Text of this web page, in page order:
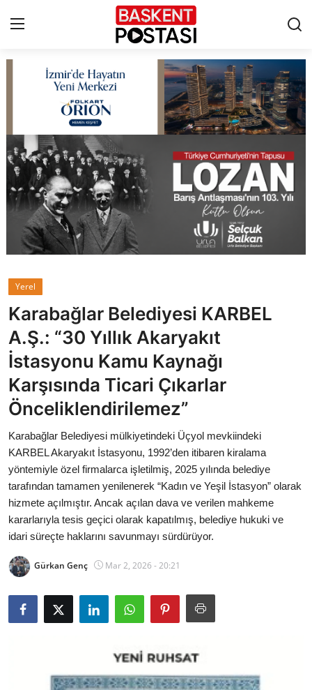
Çerez Politikası
Künye
Ankara
TBMM
Cumhurbaşkanlığı
Bakanlıklar
Siyasi Partiler
Mülki İdare
Toplum ve Yaşam
Sivil Toplum Kuruluşları
Kamu Kurumları ve Üst Kurullar
Resmi Reklamlar
Yerel
Karabağlar Belediyesi KARBEL
A.Ş.: “30 Yıllık Akaryakıt
İstasyonu Kamu Kaynağı
Karşısında Ticari Çıkarlar
Önceliklendirilemez”
Karabağlar Belediyesi mülkiyetindeki Üçyol mevkiindeki
KARBEL Akaryakıt İstasyonu, 1992’den itibaren kiralama
yöntemiyle özel firmalarca işletilmiş, 2025 yılında belediye
tarafından tamamen yenilenerek “Kadın ve Yeşil İstasyon” olarak
hizmete açılmıştır. Ancak açılan dava ve verilen mahkeme
kararlarıyla tesis geçici olarak kapatılmış, belediye hukuki ve
idari süreçte haklarını savunmayı sürdürüyor.
Gürkan Genç Mar 2, 2026 - 20:21